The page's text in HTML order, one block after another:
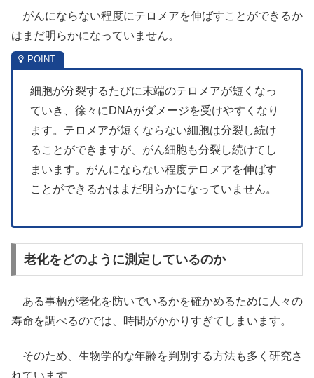
がんにならない程度にテロメアを伸ばすことができるか
はまだ明らかになっていません。
細胞が分裂するたびに末端のテロメアが短くなっ
ていき、徐々にDNAがダメージを受けやすくなり
ます。テロメアが短くならない細胞は分裂し続け
ることができますが、がん細胞も分裂し続けてし
まいます。がんにならない程度テロメアを伸ばす
ことができるかはまだ明らかになっていません。
老化をどのように測定しているのか
ある事柄が老化を防いでいるかを確かめるために人々の
寿命を調べるのでは、時間がかかりすぎてしまいます。
そのため、生物学的な年齢を判別する方法も多く研究さ
れています。